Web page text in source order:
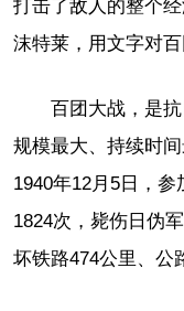
打击了敌人的整个
沫特莱，用文字对百
百团大战，是
规模最大、持续时
1940年12月5日，
1824次，毙伤日伪
坏铁路474公里、